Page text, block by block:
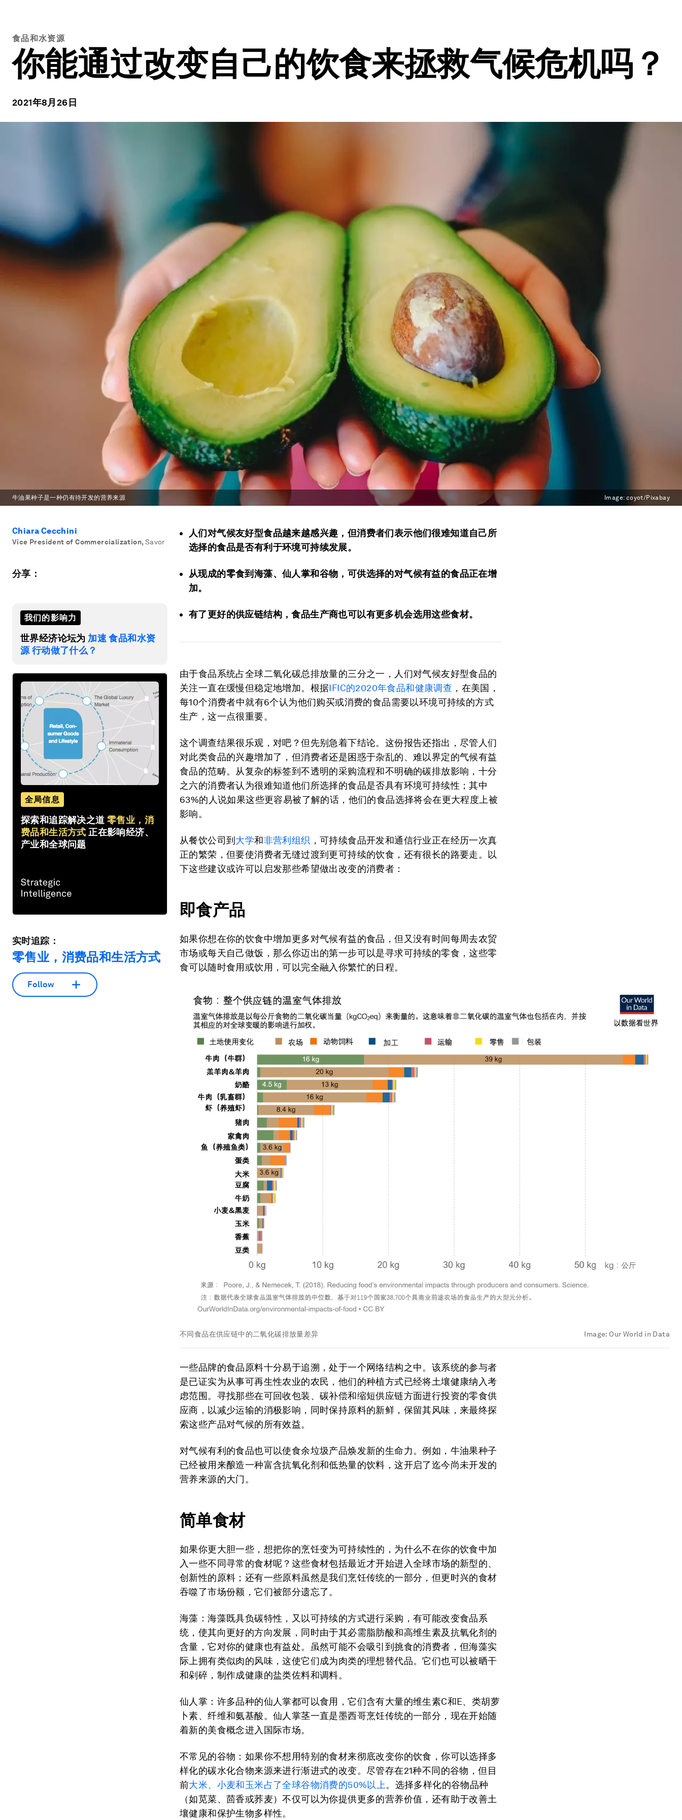
食品和水资源
你能通过改变自己的饮食来拯救气候危机吗？
2021年8月26日
牛油果种子是一种仍有待开发的营养来源 Image: coyot/Pixabay
Chiara Cecchini
Vice President of Commercialization, Savor
分享：
我们的影响力
世界经济论坛为 加速 食品和水资
源 行动做了什么？
全局信息
探索和追踪解决之道 零售业，消
费品和生活方式 正在影响经济、
产业和全球问题
实时追踪：
零售业，消费品和生活方式
Follow
人们对气候友好型食品越来越感兴趣，但消费者们表示他们很难知道自己所
选择的食品是否有利于环境可持续发展。
从现成的零食到海藻、仙人掌和谷物，可供选择的对气候有益的食品正在增
加。
有了更好的供应链结构，食品生产商也可以有更多机会选用这些食材。
由于食品系统占全球二氧化碳总排放量的三分之一，人们对气候友好型食品的
关注一直在缓慢但稳定地增加。根据IFIC的2020年食品和健康调查 ，在美国，
每10个消费者中就有6个认为他们购买或消费的食品需要以环境可持续的方式
生产，这一点很重要。
这个调查结果很乐观，对吧？但先别急着下结论。这份报告还指出，尽管人们
对此类食品的兴趣增加了，但消费者还是困惑于杂乱的、难以界定的气候有益
食品的范畴。从复杂的标签到不透明的采购流程和不明确的碳排放影响，十分
之六的消费者认为很难知道他们所选择的食品是否具有环境可持续性；其中
63%的人说如果这些更容易被了解的话，他们的食品选择将会在更大程度上被
影响。
从餐饮公司到 大学和非营利组织 ，可持续食品开发和通信行业正在经历一次真
正的繁荣，但要使消费者无缝过渡到更可持续的饮食，还有很长的路要走。以
下这些建议或许可以启发那些希望做出改变的消费者：
即食产品
如果你想在你的饮食中增加更多对气候有益的食品，但又没有时间每周去农贸
市场或每天自己做饭，那么你迈出的第一步可以是寻求可持续的零食，这些零
食可以随时食用或饮用，可以完全融入你繁忙的日程。
不同食品在供应链中的二氧化碳排放量差异 Image: Our World in Data
一些品牌的食品原料十分易于追溯，处于一个网络结构之中。该系统的参与者
是已证实为从事可再生性农业的农民，他们的种植方式已经将土壤健康纳入考
虑范围。寻找那些在可回收包装、碳补偿和缩短供应链方面进行投资的零食供
应商，以减少运输的消极影响，同时保持原料的新鲜，保留其风味，来最终探
索这些产品对气候的所有效益。
对气候有利的食品也可以使食余垃圾产品焕发新的生命力。例如，牛油果种子
已经被用来酿造一种富含抗氧化剂和低热量的饮料，这开启了迄今尚未开发的
营养来源的大门。
简单食材
如果你更大胆一些，想把你的烹饪变为可持续性的，为什么不在你的饮食中加
入一些不同寻常的食材呢？这些食材包括最近才开始进入全球市场的新型的、
创新性的原料；还有一些原料虽然是我们烹饪传统的一部分，但更时兴的食材
吞噬了市场份额，它们被部分遗忘了。
海藻：海藻既具负碳特性，又以可持续的方式进行采购，有可能改变食品系
统，使其向更好的方向发展，同时由于其必需脂肪酸和高维生素及抗氧化剂的
含量，它对你的健康也有益处。虽然可能不会吸引到挑食的消费者，但海藻实
际上拥有类似肉的风味，这使它们成为肉类的理想替代品。它们也可以被晒干
和剁碎，制作成健康的盐类佐料和调料。
仙人掌： 许多品种的仙人掌都可以食用，它们含有大量的维生素C和E、类胡萝
卜素、纤维和氨基酸。仙人掌茎一直是墨西哥烹饪传统的一部分，现在开始随
着新的美食概念进入国际市场。
不常见的谷物： 如果你不想用特别的食材来彻底改变你的饮食，你可以选择多
样化的碳水化合物来源来进行渐进式的改变。尽管存在21种不同的谷物，但目
前大米、小麦和玉米占了全球谷物消费的50%以上。选择多样化的谷物品种
（如苋菜、茴香或荞麦）不仅可以为你提供更多的营养价值，还有助于改善土
壤健康和保护生物多样性。